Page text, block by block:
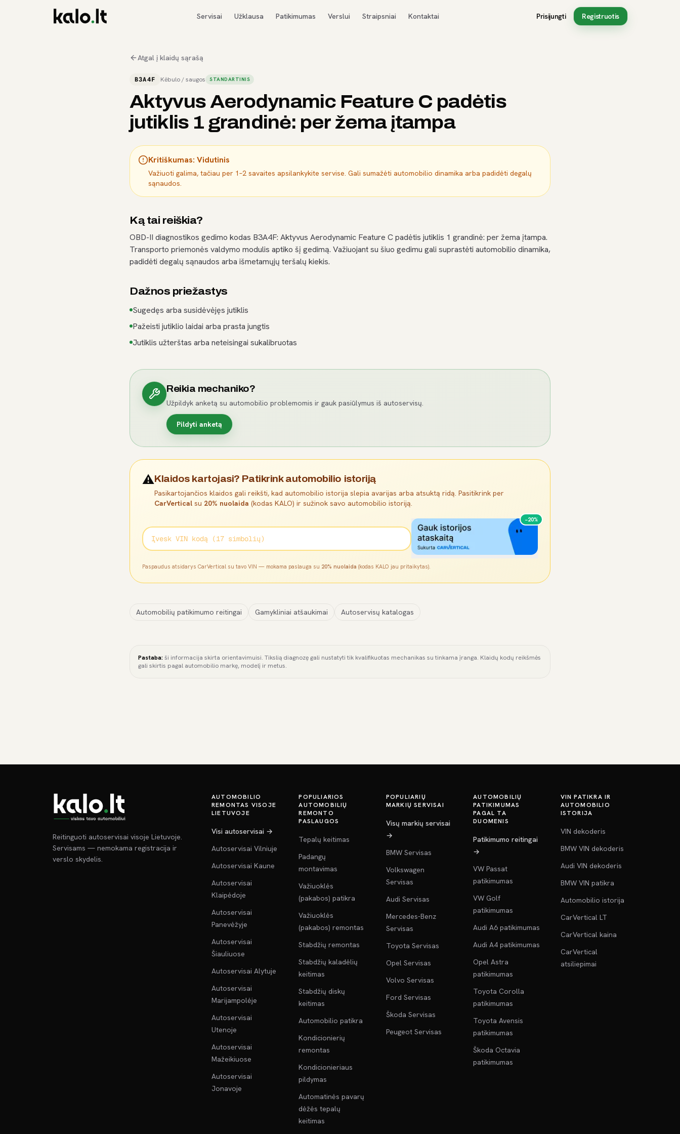
Servisai Užklausa Patikimumas Verslui Straipsniai Kontaktai Prisijungti Registruotis
Atgal į klaidų sąrašą
B3A4F Kėbulo / saugos STANDARTINIS
Aktyvus Aerodynamic Feature C padėtis
jutiklis 1 grandinė: per žema įtampa
Kritiškumas: Vidutinis
Važiuoti galima, tačiau per 1–2 savaites apsilankykite servise. Gali sumažėti automobilio dinamika arba padidėti degalų
sąnaudos.
Ką tai reiškia?
OBD-II diagnostikos gedimo kodas B3A4F: Aktyvus Aerodynamic Feature C padėtis jutiklis 1 grandinė: per žema įtampa.
Transporto priemonės valdymo modulis aptiko šį gedimą. Važiuojant su šiuo gedimu gali suprastėti automobilio dinamika,
padidėti degalų sąnaudos arba išmetamųjų teršalų kiekis.
Dažnos priežastys
Sugedęs arba susidėvėjęs jutiklis
Pažeisti jutiklio laidai arba prasta jungtis
Jutiklis užterštas arba neteisingai sukalibruotas
Reikia mechaniko?
Užpildyk anketą su automobilio problemomis ir gauk pasiūlymus iš autoservisų.
Pildyti anketą
⚠️Klaidos kartojasi? Patikrink automobilio istoriją
Pasikartojančios klaidos gali reikšti, kad automobilio istorija slepia avarijas arba atsuktą ridą. Pasitikrink per
CarVertical su 20% nuolaida (kodas KALO) ir sužinok savo automobilio istoriją.
−20%
Paspaudus atsidarys CarVertical su tavo VIN — mokama paslauga su 20% nuolaida (kodas KALO jau pritaikytas).
Automobilių patikimumo reitingai Gamykliniai atšaukimai Autoservisų katalogas
Pastaba:ši informacija skirta orientavimuisi. Tikslią diagnozę gali nustatyti tik kvalifikuotas mechanikas su tinkama įranga. Klaidų kodų reikšmės
gali skirtis pagal automobilio markę, modelį ir metus.
Reitinguoti autoservisai visoje Lietuvoje.
Servisams — nemokama registracija ir
verslo skydelis.
AUTOMOBILIO
REMONTAS VISOJE
LIETUVOJE
Visi autoservisai →
Autoservisai Vilniuje
Autoservisai Kaune
Autoservisai
Klaipėdoje
Autoservisai
Panevėžyje
Autoservisai
Šiauliuose
Autoservisai Alytuje
Autoservisai
Marijampolėje
Autoservisai
Utenoje
Autoservisai
Mažeikiuose
Autoservisai
Jonavoje
POPULIARIOS
AUTOMOBILIŲ
REMONTO
PASLAUGOS
Tepalų keitimas
Padangų
montavimas
Važiuoklės
(pakabos) patikra
Važiuoklės
(pakabos) remontas
Stabdžių remontas
Stabdžių kaladėlių
keitimas
Stabdžių diskų
keitimas
Automobilio patikra
Kondicionierių
remontas
Kondicionieriaus
pildymas
Automatinės pavarų
dėžės tepalų
keitimas
POPULIARIŲ
MARKIŲ SERVISAI
Visų markių servisai
→
BMW Servisas
Volkswagen
Servisas
Audi Servisas
Mercedes-Benz
Servisas
Toyota Servisas
Opel Servisas
Volvo Servisas
Ford Servisas
Škoda Servisas
Peugeot Servisas
AUTOMOBILIŲ
PATIKIMUMAS
PAGAL TA
DUOMENIS
Patikimumo reitingai
→
VW Passat
patikimumas
VW Golf
patikimumas
Audi A6 patikimumas
Audi A4 patikimumas
Opel Astra
patikimumas
Toyota Corolla
patikimumas
Toyota Avensis
patikimumas
Škoda Octavia
patikimumas
VIN PATIKRA IR
AUTOMOBILIO
ISTORIJA
VIN dekoderis
BMW VIN dekoderis
Audi VIN dekoderis
BMW VIN patikra
Automobilio istorija
CarVertical LT
CarVertical kaina
CarVertical
atsiliepimai